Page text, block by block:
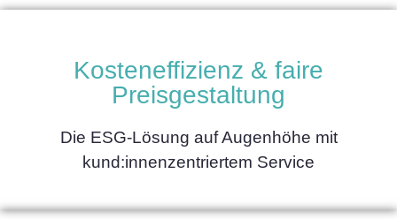
Kosteneffizienz & faire
Preisgestaltung
Die ESG-Lösung auf Augenhöhe mit
kund:innenzentriertem Service